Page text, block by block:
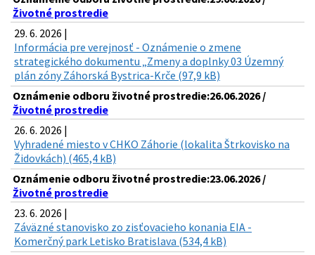
Životné prostredie
29. 6. 2026 |
Informácia pre verejnosť - Oznámenie o zmene
strategického dokumentu „Zmeny a doplnky 03 Územný
plán zóny Záhorská Bystrica-Krče (97,9 kB)
Oznámenie odboru životné prostredie:26.06.2026 /
Životné prostredie
26. 6. 2026 |
Vyhradené miesto v CHKO Záhorie (lokalita Štrkovisko na
Židovkách) (465,4 kB)
Oznámenie odboru životné prostredie:23.06.2026 /
Životné prostredie
23. 6. 2026 |
Záväzné stanovisko zo zisťovacieho konania EIA -
Komerčný park Letisko Bratislava (534,4 kB)